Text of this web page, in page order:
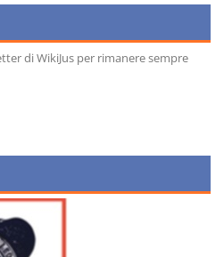
di WikiJus per rimanere sempre